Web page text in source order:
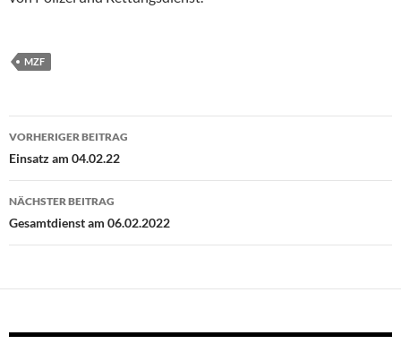
MZF
Beitragsnavigation
VORHERIGER BEITRAG
Einsatz am 04.02.22
NÄCHSTER BEITRAG
Gesamtdienst am 06.02.2022